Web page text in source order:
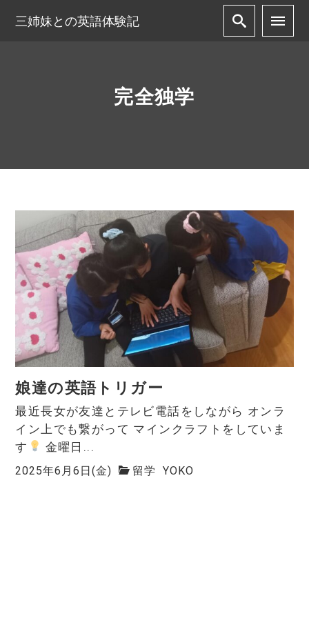
三姉妹との英語体験記
完全独学
娘達の英語トリガー
最近長女が友達とテレビ電話をしながら オンラ
イン上でも繋がって マインクラフトをしていま
す
金曜日...
2025年6月6日(金) 留学 YOKO